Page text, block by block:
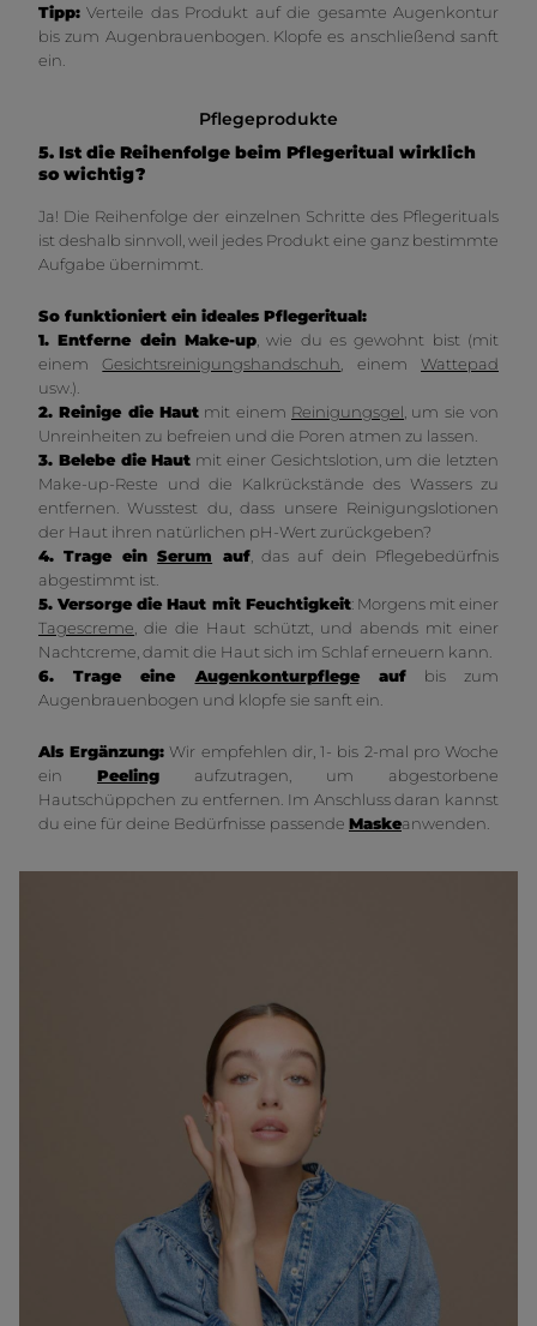
Tipp: Verteile das Produkt auf die gesamte Augenkontur
bis zum Augenbrauenbogen. Klopfe es anschließend sanft
ein.
Pflegeprodukte
5. Ist die Reihenfolge beim Pflegeritual wirklich
so wichtig?
Ja! Die Reihenfolge der einzelnen Schritte des Pflegerituals
ist deshalb sinnvoll, weil jedes Produkt eine ganz bestimmte
Aufgabe übernimmt.
So funktioniert ein ideales Pflegeritual:
1. Entferne dein Make-up , wie du es gewohnt bist (mit
einemGesichtsreinigungshandschuh , einemWattepad
usw.).
2. Reinige die Haut mit einem Reinigungsgel , um sie von
Unreinheiten zu befreien und die Poren atmen zu lassen.
3. Belebe die Haut mit einer Gesichtslotion, um die letzten
Make-up-Reste und die Kalkrückstände des Wassers zu
entfernen. Wusstest du, dass unsere Reinigungslotionen
der Haut ihren natürlichen pH-Wert zurückgeben?
4. Trage einSerum auf, das auf dein Pflegebedürfnis
abgestimmt ist.
5. Versorge die Haut mit Feuchtigkeit: Morgens mit einer
Tagescreme , die die Haut schützt, und abends mit einer
Nachtcreme, damit die Haut sich im Schlaf erneuern kann.
6. Trage eine Augenkonturpflegeaufbis zum
Augenbrauenbogen und klopfe sie sanft ein.
Als Ergänzung: Wir empfehlen dir, 1- bis 2-mal pro Woche
ein Peeling aufzutragen, um abgestorbene
Hautschüppchen zu entfernen. Im Anschluss daran kannst
du eine für deine Bedürfnisse passende Maskeanwenden.